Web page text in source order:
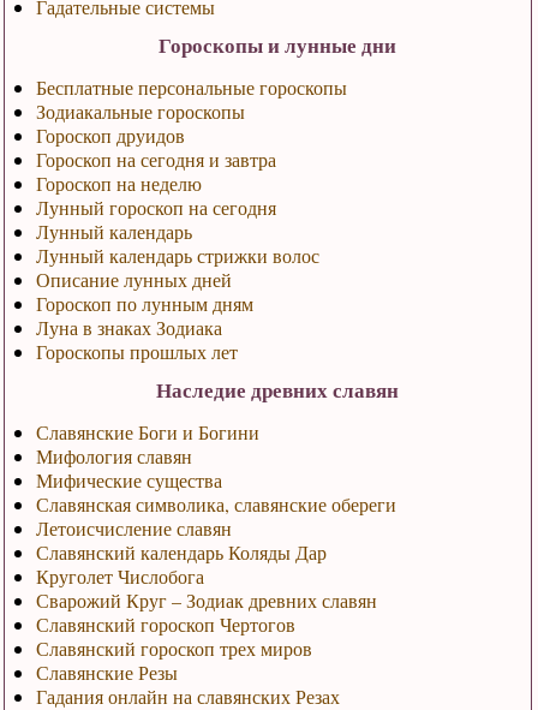
Гадательные системы
Гороскопы и лунные дни
Бесплатные персональные гороскопы
Зодиакальные гороскопы
Гороскоп друидов
Гороскоп на сегодня и завтра
Гороскоп на неделю
Лунный гороскоп на сегодня
Лунный календарь
Лунный календарь стрижки волос
Описание лунных дней
Гороскоп по лунным дням
Луна в знаках Зодиака
Гороскопы прошлых лет
Наследие древних славян
Славянские Боги и Богини
Мифология славян
Мифические существа
Славянская символика, славянские обереги
Летоисчисление славян
Славянский календарь Коляды Дар
Круголет Числобога
Сварожий Круг – Зодиак древних славян
Славянский гороскоп Чертогов
Славянский гороскоп трех миров
Славянские Резы
Гадания онлайн на славянских Резах